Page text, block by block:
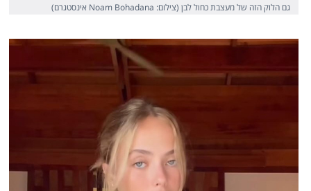
גם הלוק הזה של מעצבת כחול לבן (צילום: Noam Bohadana אינסטגרם)